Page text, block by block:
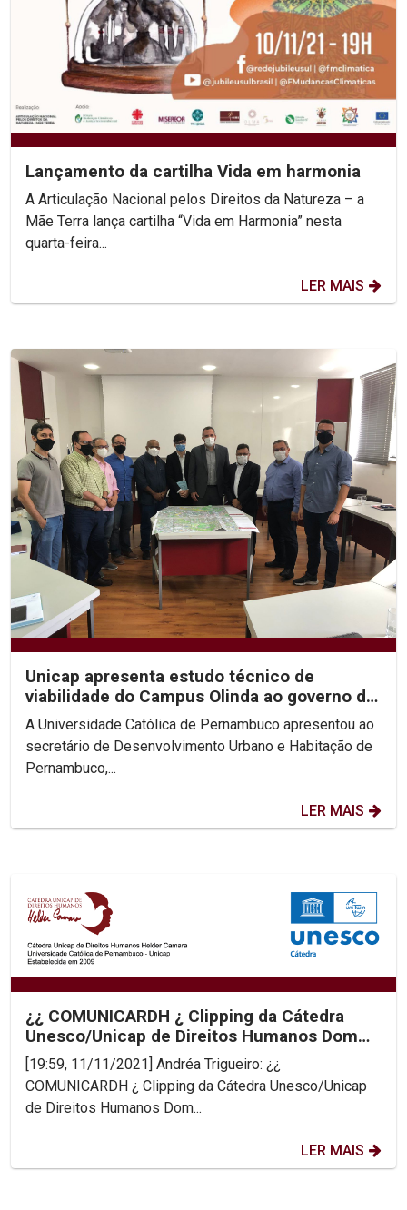
Lançamento da cartilha Vida em harmonia
A Articulação Nacional pelos Direitos da Natureza – a
Mãe Terra lança cartilha “Vida em Harmonia” nesta
quarta-feira...
LER MAIS
Unicap apresenta estudo técnico de
viabilidade do Campus Olinda ao governo de
PE
A Universidade Católica de Pernambuco apresentou ao
secretário de Desenvolvimento Urbano e Habitação de
Pernambuco,...
LER MAIS
¿¿ COMUNICARDH ¿ Clipping da Cátedra
Unesco/Unicap de Direitos Humanos Dom
Helder Camara
[19:59, 11/11/2021] Andréa Trigueiro: ¿¿
COMUNICARDH ¿ Clipping da Cátedra Unesco/Unicap
de Direitos Humanos Dom...
LER MAIS